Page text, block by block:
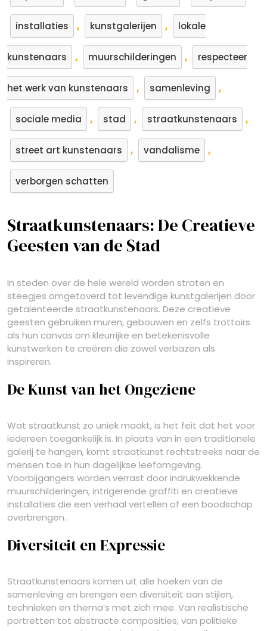
installaties , kunstgalerijen , lokale
kunstenaars , muurschilderingen , respecteer
het werk van kunstenaars , samenleving ,
sociale media , stad , straatkunstenaars ,
street art kunstenaars , vandalisme ,
verborgen schatten
Straatkunstenaars: De Creatieve
Geesten van de Stad
In steden over de hele wereld worden straten en
steegjes omgetoverd tot levendige kunstgalerijen door
getalenteerde straatkunstenaars. Deze creatieve
geesten gebruiken muren, gebouwen en zelfs trottoirs
als hun canvas om kleurrijke en betekenisvolle
kunstwerken te creëren die zowel verbazen als
inspireren.
De Kunst van het Ongeziene
Wat straatkunst zo uniek maakt, is het feit dat het voor
iedereen toegankelijk is. In plaats van in een traditionele
galerij te hangen, komt straatkunst rechtstreeks naar de
mensen toe in hun dagelijkse leefomgeving.
Voorbijgangers worden verrast door indrukwekkende
muurschilderingen, intrigerende graffiti en creatieve
installaties die een verhaal vertellen of een boodschap
overbrengen.
Diversiteit en Expressie
Straatkunstenaars komen uit alle hoeken van de
samenleving en brengen een diversiteit aan stijlen,
technieken en thema’s met zich mee. Van realistische
portretten tot abstracte composities, van politieke